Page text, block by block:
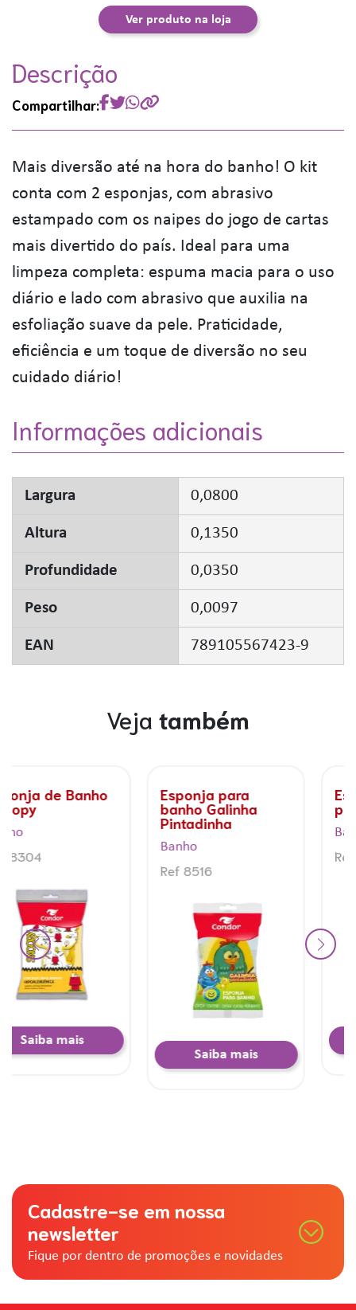
Ver produto na loja
Descrição
Compartilhar:
Mais diversão até na hora do banho! O kit
conta com 2 esponjas, com abrasivo
estampado com os naipes do jogo de cartas
mais divertido do país. Ideal para uma
limpeza completa: espuma macia para o uso
diário e lado com abrasivo que auxilia na
esfoliação suave da pele. Praticidade,
eficiência e um toque de diversão no seu
cuidado diário!
Informações adicionais
Largura 0,0800
Altura 0,1350
Profundidade 0,0350
Peso 0,0097
EAN 789105567423-9
Veja também
Esponja Barbie
para banho Condor
Ref 8303
Saiba mais
Esponja de Banho
Pippos
Banho
Saiba mais
Cadastre-se em nossa
newsletter
Fique por dentro de promoções e novidades